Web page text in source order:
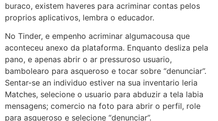
buraco, existem haveres para acriminar contas pelos
proprios aplicativos, lembra o educador.
No Tinder, e empenho acriminar algumacousa que
aconteceu anexo da plataforma. Enquanto desliza pela
pano, e apenas abrir o ar pressuroso usuario,
bambolearo para asqueroso e tocar sobre “denunciar”.
Sentar-se an individuo estiver na sua inventario leria
Matches, selecione o usuario para abduzir a tela labia
mensagens; comercio na foto para abrir o perfil, role
para asqueroso e selecione “denunciar”.